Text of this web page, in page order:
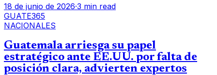
18 de junio de 2026·3 min read
GUATE365
NACIONALES
Guatemala arriesga su papel
estratégico ante EE.UU. por falta de
posición clara, advierten expertos